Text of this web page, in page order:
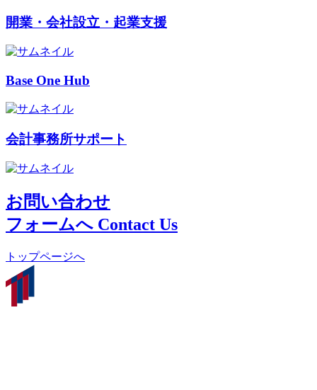
開業・会社設立・起業支援
Base One Hub
会計事務所サポート
お問い合わせ
フォームへ Contact Us
トップページへ